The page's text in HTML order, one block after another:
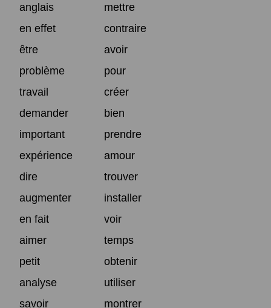
anglais
mettre
en effet
contraire
être
avoir
problème
pour
travail
créer
demander
bien
important
prendre
expérience
amour
dire
trouver
augmenter
installer
en fait
voir
aimer
temps
petit
obtenir
analyse
utiliser
savoir
montrer